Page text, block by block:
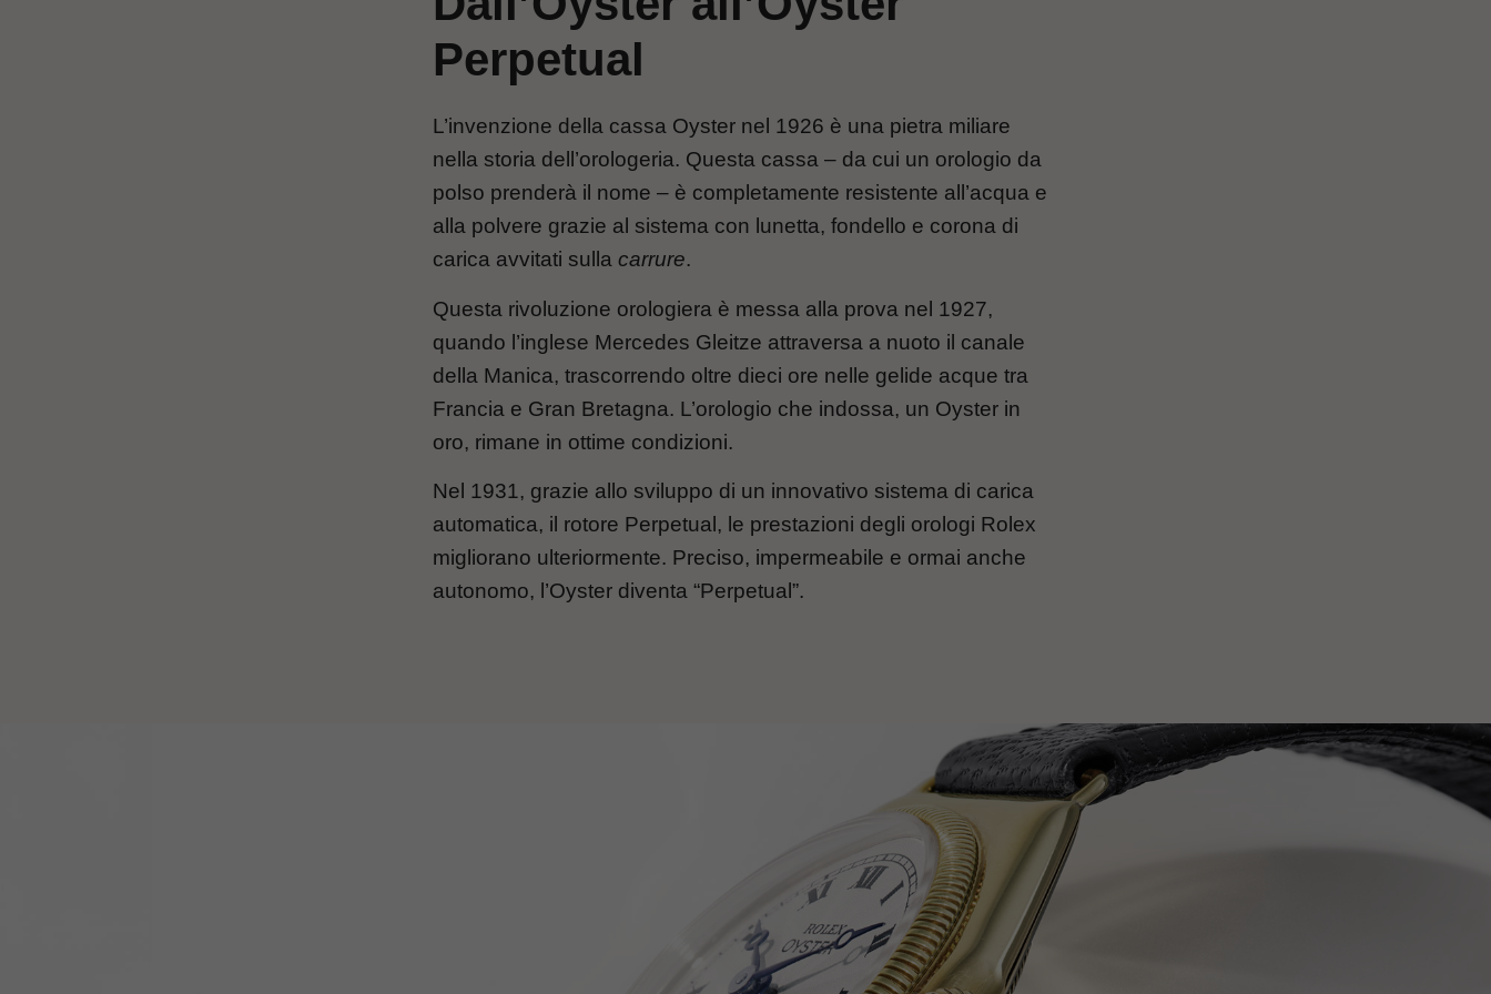
Perpetual
L’invenzione della cassa Oyster nel 1926 è una pietra miliare
nella storia dell’orologeria. Questa cassa – da cui un orologio da
polso prenderà il nome – è completamente resistente all’acqua e
alla polvere grazie al sistema con lunetta, fondello e corona di
carica avvitati sulla carrure.
Questa rivoluzione orologiera è messa alla prova nel 1927,
quando l’inglese Mercedes Gleitze attraversa a nuoto il canale
della Manica, trascorrendo oltre dieci ore nelle gelide acque tra
Francia e Gran Bretagna. L’orologio che indossa, un Oyster in
oro, rimane in ottime condizioni.
Nel 1931, grazie allo sviluppo di un innovativo sistema di carica
automatica, il rotore Perpetual, le prestazioni degli orologi Rolex
migliorano ulteriormente. Preciso, impermeabile e ormai anche
autonomo, l’Oyster diventa “Perpetual”.